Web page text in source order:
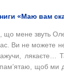
«Маю вам
що мене звуть
Ви не можете
лякаєте…
щоб ми